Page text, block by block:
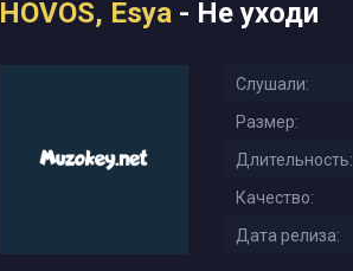
HOVOS, Esya - Не уходи
Слушали:
Размер:
Длительность:
Качество:
Дата релиза: